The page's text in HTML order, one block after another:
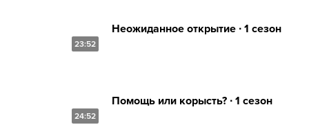
23:52
Неожиданное открытие ∙ 1 сезон
24:52
Помощь или корысть? ∙ 1 сезон